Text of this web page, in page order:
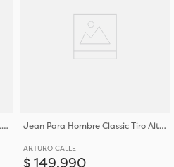
Jean Para Hombre Classic Tiro Alto y Bota Amplia Jean Para Hombre Classic Tiro Alto y Bota Amplia
ARTURO CALLE
$ 149.990